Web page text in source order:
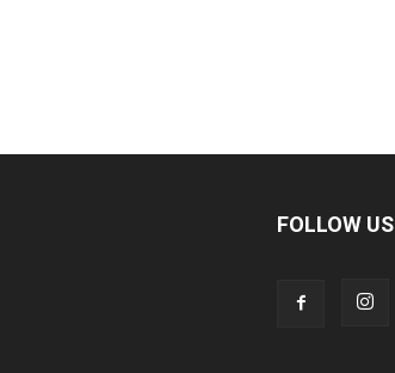
FOLLOW US